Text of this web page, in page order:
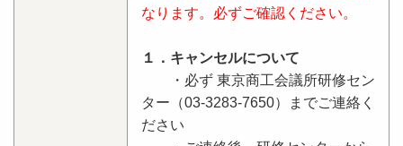
なります。必ずご確認ください。
１．キャンセルについて
・必ず 東京商工会議所研修セン
ター（03-3283-7650）までご連絡く
ださい